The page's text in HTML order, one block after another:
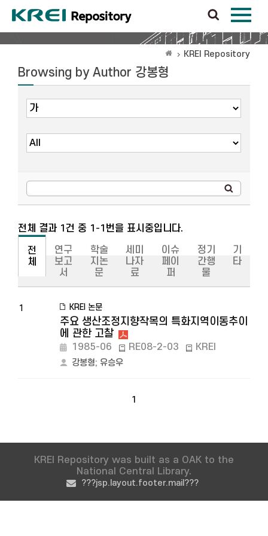
KREI Repository
Browsing by Author 강봉형
전체 결과 1건 중 1-1번을 표시중입니다.
전
체
연구
보고
서
학술
지논
문
세미
나자
료
이슈
페이
퍼
정기
간행
물
기
타
1 KREI 논문
주요 생산조정지향작목의 특화지역이동추이
에 관한 고찰
1985-06 RE08-2-03 KREI
강봉형; 유승우
1
KREI Repository was built as a OAK to the
National Central Library.
???jsp.layout.footer.mail???